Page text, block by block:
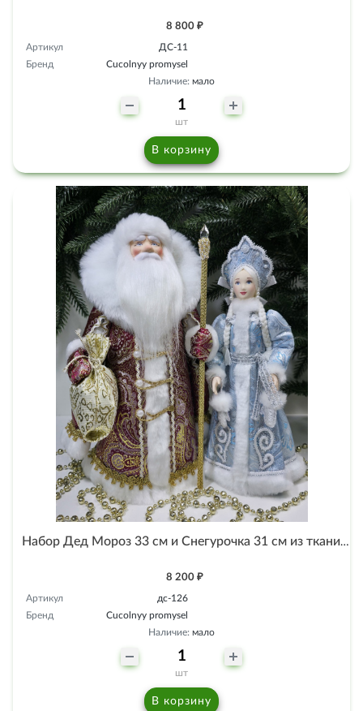
8 800 ₽
Артикул
ДС-11
Бренд
Cucolnyy promysel
Наличие: мало
шт
В корзину
Набор Дед Мороз 33 см и Снегурочка 31 см из ткани №126
8 200 ₽
Артикул
дс-126
Бренд
Cucolnyy promysel
Наличие: мало
шт
В корзину